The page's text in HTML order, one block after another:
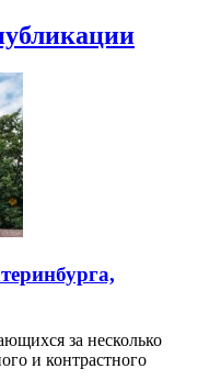
за несколько
и контрастного